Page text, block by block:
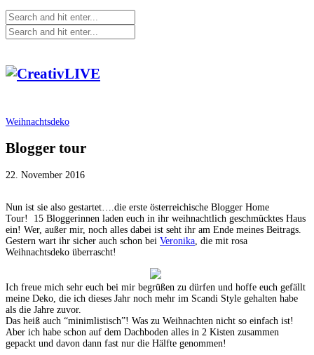
Weihnachtsdeko
Blogger tour
22. November 2016
Nun ist sie also gestartet….die erste österreichische Blogger Home
Tour! 15 Bloggerinnen laden euch in ihr weihnachtlich geschmücktes Haus
ein! Wer, außer mir, noch alles dabei ist seht ihr am Ende meines Beitrags.
Gestern wart ihr sicher auch schon bei Veronika , die mit rosa
Weihnachtsdeko überrascht!
Ich freue mich sehr euch bei mir begrüßen zu dürfen und hoffe euch gefällt
meine Deko, die ich dieses Jahr noch mehr im Scandi Style gehalten habe
als die Jahre zuvor.
Das heiß auch “minimlistisch”! Was zu Weihnachten nicht so einfach ist!
Aber ich habe schon auf dem Dachboden alles in 2 Kisten zusammen
gepackt und davon dann fast nur die Hälfte genommen!